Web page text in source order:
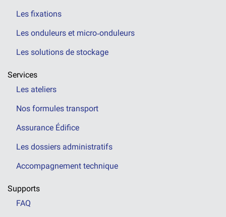
Les fixations
Les onduleurs et micro‑onduleurs
Les solutions de stockage
Services
Les ateliers
Nos formules transport
Assurance Édifice
Les dossiers administratifs
Accompagnement technique
Supports
FAQ